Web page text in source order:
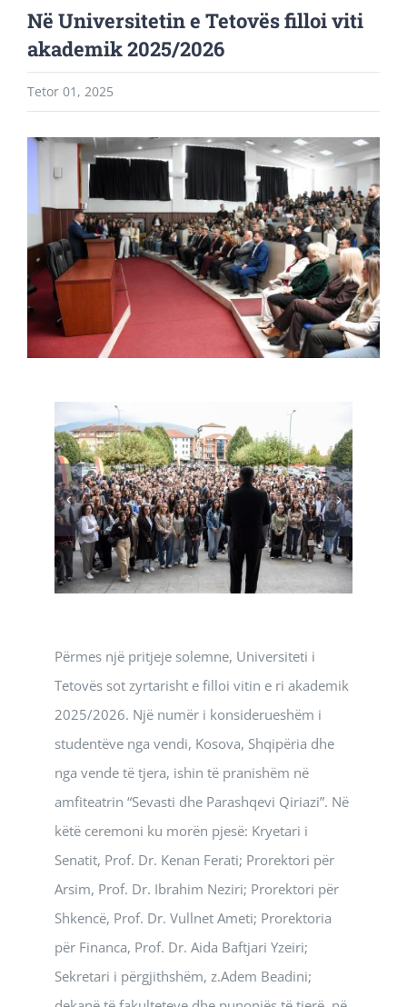
Në Universitetin e Tetovës filloi viti
akademik 2025/2026
Tetor 01, 2025
View
Larger
Image
Përmes një pritjeje solemne, Universiteti i
Tetovës sot zyrtarisht e filloi vitin e ri akademik
2025/2026. Një numër i konsiderueshëm i
studentëve nga vendi, Kosova, Shqipëria dhe
nga vende të tjera, ishin të pranishëm në
amfiteatrin “Sevasti dhe Parashqevi Qiriazi”. Në
këtë ceremoni ku morën pjesë: Kryetari i
Senatit, Prof. Dr. Kenan Ferati; Prorektori për
Arsim, Prof. Dr. Ibrahim Neziri; Prorektori për
Shkencë, Prof. Dr. Vullnet Ameti; Prorektoria
për Financa, Prof. Dr. Aida Baftjari Yzeiri;
Sekretari i përgjithshëm, z.Adem Beadini;